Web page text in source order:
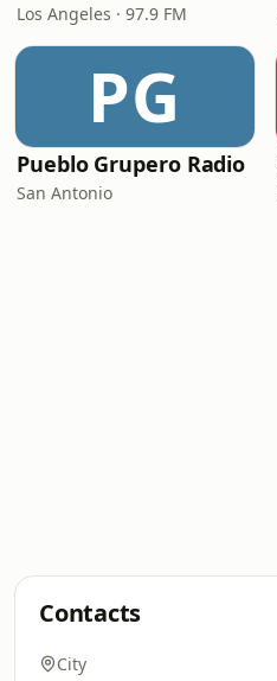
Los Angeles · 97.9 FM
PG
Pueblo Grupero Radio
San Antonio
Contacts
City